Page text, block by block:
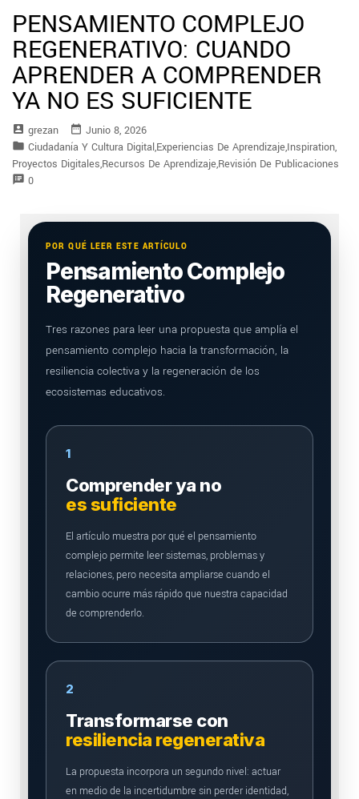
PENSAMIENTO COMPLEJO
REGENERATIVO: CUANDO
APRENDER A COMPRENDER
YA NO ES SUFICIENTE
account_box Grezan date_range Junio 8, 2026
folder Ciudadanía Y Cultura Digital,Experiencias De Aprendizaje,Inspiration,
Proyectos Digitales,Recursos De Aprendizaje,Revisión De Publicaciones
speaker_notes 0
POR QUÉ LEER ESTE ARTÍCULO
Pensamiento Complejo
Regenerativo
Tres razones para leer una propuesta que amplía el
pensamiento complejo hacia la transformación, la
resiliencia colectiva y la regeneración de los
ecosistemas educativos.
1
Comprender ya no
es suficiente
El artículo muestra por qué el pensamiento
complejo permite leer sistemas, problemas y
relaciones, pero necesita ampliarse cuando el
cambio ocurre más rápido que nuestra capacidad
de comprenderlo.
2
Transformarse con
resiliencia regenerativa
La propuesta incorpora un segundo nivel: actuar
en medio de la incertidumbre sin perder identidad,